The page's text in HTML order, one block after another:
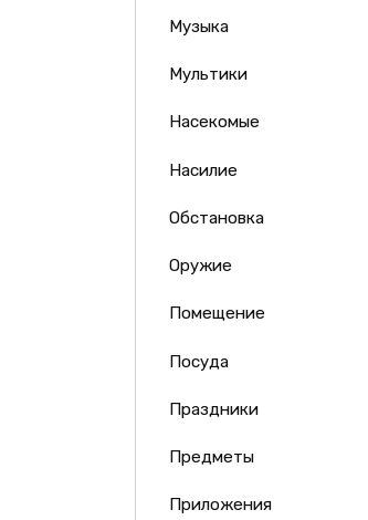
Музыка
Мультики
Насекомые
Насилие
Обстановка
Оружие
Помещение
Посуда
Праздники
Предметы
Приложения